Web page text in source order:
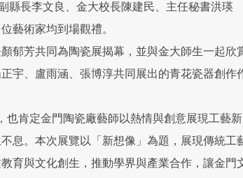
縣長李文良、金大校長陳建民、主任秘書洪瑛
藝術家均到場觀禮。
郁芳共同為陶瓷展揭幕，並與金大師生一起欣
宇、盧雨涵、張博淳共同展出的青花瓷器創作
肯定金門陶瓷廠藝師以熱情與創意展現工藝新
息。本次展覽以「新想像」為題，展現傳統工
育與文化創生，推動學界與產業合作，讓金門